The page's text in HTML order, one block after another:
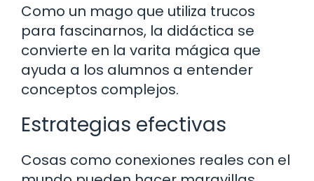
Como un mago que utiliza trucos
para fascinarnos, la didáctica se
convierte en la varita mágica que
ayuda a los alumnos a entender
conceptos complejos.
Estrategias efectivas
Cosas como conexiones reales con el